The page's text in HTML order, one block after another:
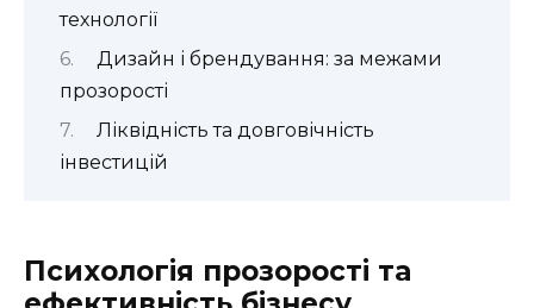
технології
Дизайн і брендування: за межами
прозорості
Ліквідність та довговічність
інвестицій
Психологія прозорості та